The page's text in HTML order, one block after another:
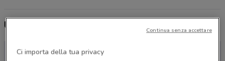
Ultime offerte del volantino Birra Moretti
Ci importa della tua privacy
Continua senza accettare